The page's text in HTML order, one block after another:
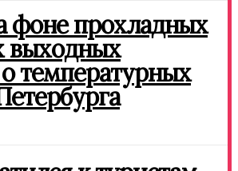
фоне прохладных
выходных
температурных